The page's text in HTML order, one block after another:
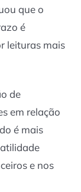
que o
é
leituras mais
de
em relação
é mais
e nos